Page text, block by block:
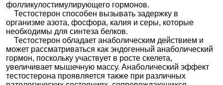
фолликулостимулирующего гормонов.
Тестостерон способен вызывать задержку в
организме азота, фосфора, калия и серы, которые
необходимы для синтеза белков.
Тестостерон обладает анаболическим действием и
может рассматриваться как эндогенный анаболический
гормон, поскольку участвует в росте скелета,
увеличивает мышечную массу. Анаболический эффект
тестостерона проявляется также при различных